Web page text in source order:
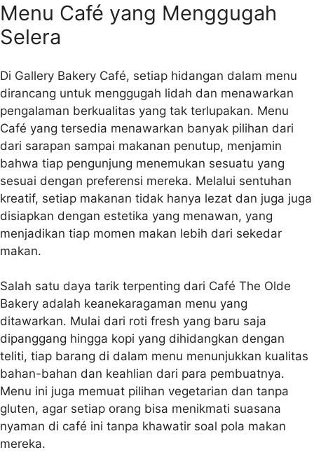
Menu Café yang Menggugah
Selera
Di Gallery Bakery Café, setiap hidangan dalam menu
dirancang untuk menggugah lidah dan menawarkan
pengalaman berkualitas yang tak terlupakan. Menu
Café yang tersedia menawarkan banyak pilihan dari
dari sarapan sampai makanan penutup, menjamin
bahwa tiap pengunjung menemukan sesuatu yang
sesuai dengan preferensi mereka. Melalui sentuhan
kreatif, setiap makanan tidak hanya lezat dan juga juga
disiapkan dengan estetika yang menawan, yang
menjadikan tiap momen makan lebih dari sekedar
makan.
Salah satu daya tarik terpenting dari Café The Olde
Bakery adalah keanekaragaman menu yang
ditawarkan. Mulai dari roti fresh yang baru saja
dipanggang hingga kopi yang dihidangkan dengan
teliti, tiap barang di dalam menu menunjukkan kualitas
bahan-bahan dan keahlian dari para pembuatnya.
Menu ini juga memuat pilihan vegetarian dan tanpa
gluten, agar setiap orang bisa menikmati suasana
nyaman di café ini tanpa khawatir soal pola makan
mereka.